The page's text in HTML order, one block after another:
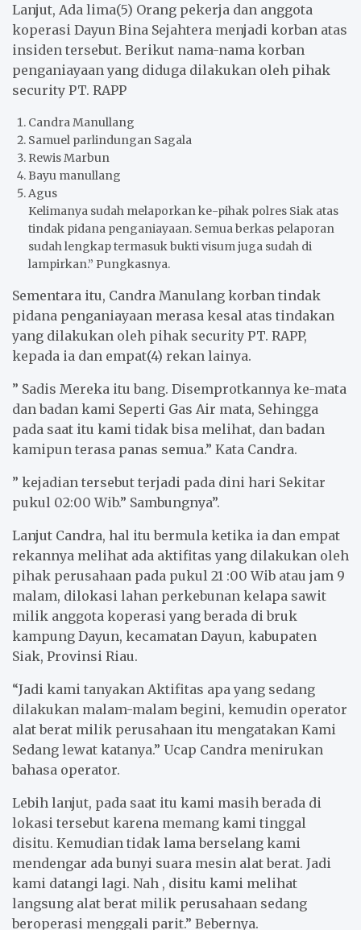
Lanjut, Ada lima(5) Orang pekerja dan anggota
koperasi Dayun Bina Sejahtera menjadi korban atas
insiden tersebut. Berikut nama-nama korban
penganiayaan yang diduga dilakukan oleh pihak
security PT. RAPP
Candra Manullang
Samuel parlindungan Sagala
Rewis Marbun
Bayu manullang
Agus
Kelimanya sudah melaporkan ke-pihak polres Siak atas
tindak pidana penganiayaan. Semua berkas pelaporan
sudah lengkap termasuk bukti visum juga sudah di
lampirkan.” Pungkasnya.
Sementara itu, Candra Manulang korban tindak
pidana penganiayaan merasa kesal atas tindakan
yang dilakukan oleh pihak security PT. RAPP,
kepada ia dan empat(4) rekan lainya.
” Sadis Mereka itu bang. Disemprotkannya ke-mata
dan badan kami Seperti Gas Air mata, Sehingga
pada saat itu kami tidak bisa melihat, dan badan
kamipun terasa panas semua.” Kata Candra.
” kejadian tersebut terjadi pada dini hari Sekitar
pukul 02:00 Wib.” Sambungnya”.
Lanjut Candra, hal itu bermula ketika ia dan empat
rekannya melihat ada aktifitas yang dilakukan oleh
pihak perusahaan pada pukul 21 :00 Wib atau jam 9
malam, dilokasi lahan perkebunan kelapa sawit
milik anggota koperasi yang berada di bruk
kampung Dayun, kecamatan Dayun, kabupaten
Siak, Provinsi Riau.
“Jadi kami tanyakan Aktifitas apa yang sedang
dilakukan malam-malam begini, kemudin operator
alat berat milik perusahaan itu mengatakan Kami
Sedang lewat katanya.” Ucap Candra menirukan
bahasa operator.
Lebih lanjut, pada saat itu kami masih berada di
lokasi tersebut karena memang kami tinggal
disitu. Kemudian tidak lama berselang kami
mendengar ada bunyi suara mesin alat berat. Jadi
kami datangi lagi. Nah , disitu kami melihat
langsung alat berat milik perusahaan sedang
beroperasi menggali parit.” Bebernya.